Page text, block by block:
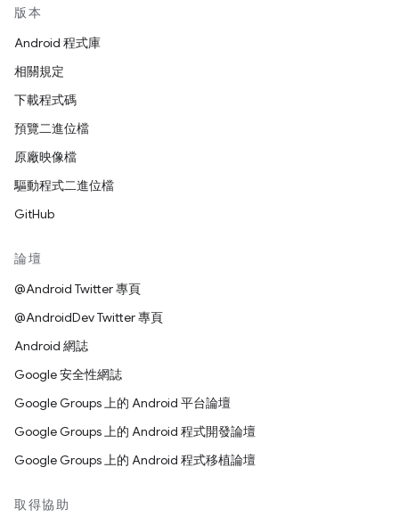
版本
Android 程式庫
相關規定
下載程式碼
預覽二進位檔
原廠映像檔
驅動程式二進位檔
GitHub
論壇
@Android Twitter 專頁
@AndroidDev Twitter 專頁
Android 網誌
Google 安全性網誌
Google Groups 上的 Android 平台論壇
Google Groups 上的 Android 程式開發論壇
Google Groups 上的 Android 程式移植論壇
取得協助